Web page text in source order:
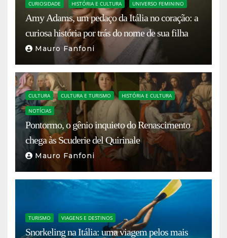
CURIOSIDADE HISTÓRIA E CULTURA UNIVERSO FEMININO
Amy Adams, um pedaço da Itália no coração: a
curiosa história por trás do nome de sua filha
Mauro Fanfoni
CULTURA CULTURA E TURISMO HISTÓRIA E CULTURA
NOTÍCIAS
Pontormo, o gênio inquieto do Renascimento
chega às Scuderie del Quirinale
Mauro Fanfoni
TURISMO VIAGENS E DESTINOS
Snorkeling na Itália: uma viagem pelos mais